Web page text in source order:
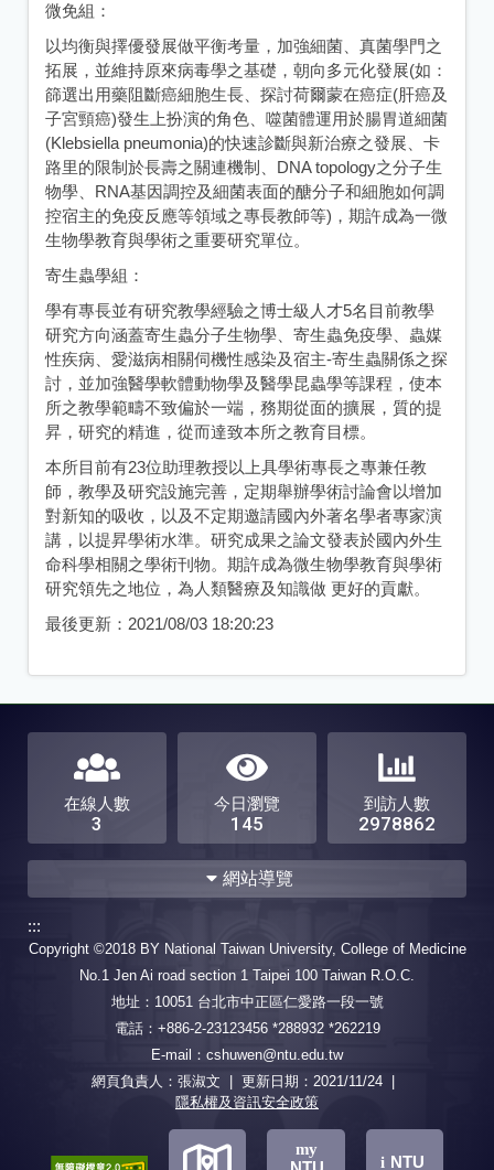
微免組：
以均衡與擇優發展做平衡考量，加強細菌、真菌學門之
拓展，並維持原來病毒學之基礎，朝向多元化發展(如：
篩選出用藥阻斷癌細胞生長、探討荷爾蒙在癌症(肝癌及
子宮頸癌)發生上扮演的角色、噬菌體運用於腸胃道細菌
(Klebsiella pneumonia)的快速診斷與新治療之發展、卡
路里的限制於長壽之關連機制、DNA topology之分子生
物學、RNA基因調控及細菌表面的醣分子和細胞如何調
控宿主的免疫反應等領域之專長教師等)，期許成為一微
生物學教育與學術之重要研究單位。
寄生蟲學組：
學有專長並有研究教學經驗之博士級人才5名目前教學
研究方向涵蓋寄生蟲分子生物學、寄生蟲免疫學、蟲媒
性疾病、愛滋病相關伺機性感染及宿主-寄生蟲關係之探
討，並加強醫學軟體動物學及醫學昆蟲學等課程，使本
所之教學範疇不致偏於一端，務期從面的擴展，質的提
昇，研究的精進，從而達致本所之教育目標。
本所目前有23位助理教授以上具學術專長之專兼任教
師，教學及研究設施完善，定期舉辦學術討論會以增加
對新知的吸收，以及不定期邀請國內外著名學者專家演
講，以提昇學術水準。研究成果之論文發表於國內外生
命科學相關之學術刊物。期許成為微生物學教育與學術
研究領先之地位，為人類醫療及知識做 更好的貢獻。
最後更新： 2021/08/03 18:20:23
在線人數
3
今日瀏覽
145
到訪人數
2978862
網站導覽
關於
科所簡介
近年重要研究成果
儀器設備簡介
聯絡我們
活動報名
楊宏志 教授
鄧述諄 教授
蔡錦華 教授
葉秀慧 教授
李財坤 教授
課程
教學特色
必修與選修課程
開課課表
:::
Copyright ©2018 BY National Taiwan University, College of Medicine
No.1 Jen Ai road section 1 Taipei 100 Taiwan R.O.C.
地址：10051 台北市中正區仁愛路一段一號
電話：+886-2-23123456 *288932 *262219
E-mail：cshuwen@ntu.edu.tw
網頁負責人：張淑文 | 更新日期： 2021/11/24|
隱私權及資訊安全政策
my
i NTU